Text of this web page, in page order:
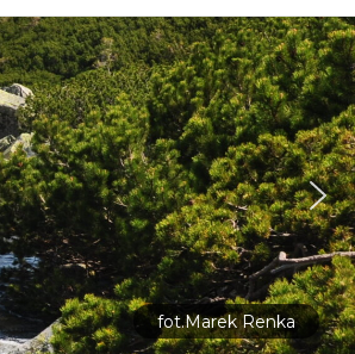
fot.Marek Renka